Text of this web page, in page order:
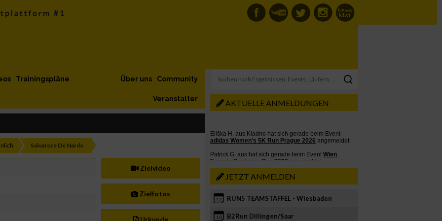
Trainingspläne Community
Über uns
Veranstalter
Salvatore De Nardo
Zielvideo
Zielfotos
Urkunde
AKTUELLE ANMELDUNGEN
JETZT ANMELDEN
12 RUN5 TEAMSTAFFEL - Wiesbaden
13 B2Run Dillingen/Saar